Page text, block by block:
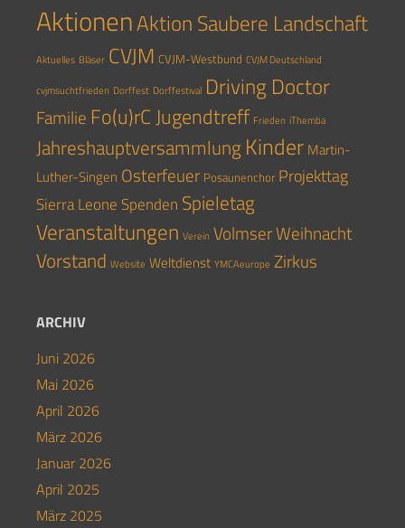
AktionenAktion Saubere Landschaft
Aktuelles Bläser CVJM CVJM-Westbund CVJM Deutschland
cvjmsuchtfrieden Dorffest Dorffestival Driving Doctor
Familie Fo(u)rC Jugendtreff Frieden iThemba
JahreshauptversammlungKinder Martin-
Luther-Singen Osterfeuer Posaunenchor Projekttag
Sierra Leone Spenden Spieletag
Veranstaltungen Verein Volmser Weihnacht
Vorstand Website Weltdienst YMCAeurope Zirkus
ARCHIV
Juni 2026
Mai 2026
April 2026
März 2026
Januar 2026
April 2025
März 2025